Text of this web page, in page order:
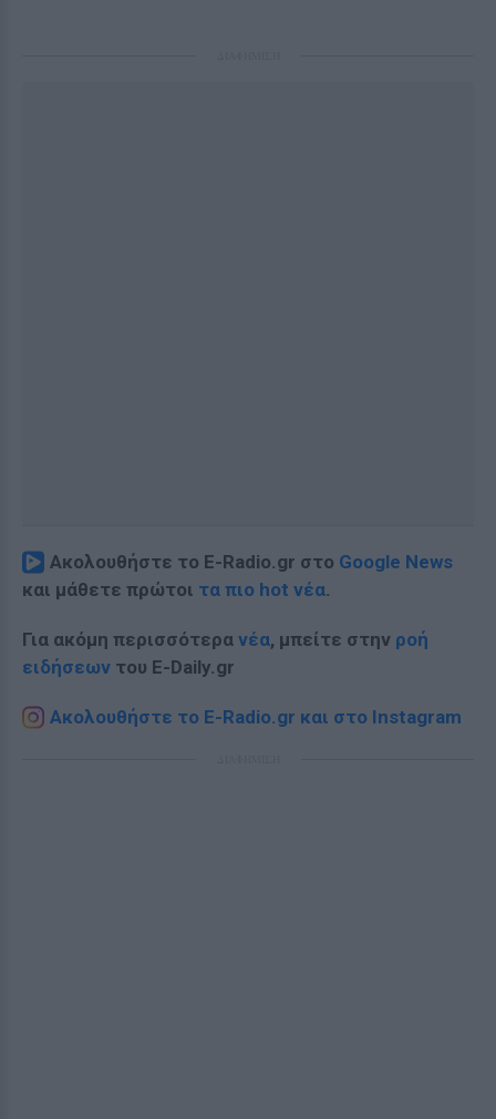
Ακολουθήστε το E-Radio.gr στο Google News
και μάθετε πρώτοι τα πιο hot νέα.
Για ακόμη περισσότερα νέα, μπείτε στην ροή
ειδήσεων του E-Daily.gr
Ακολουθήστε το E-Radio.gr και στο Instagram